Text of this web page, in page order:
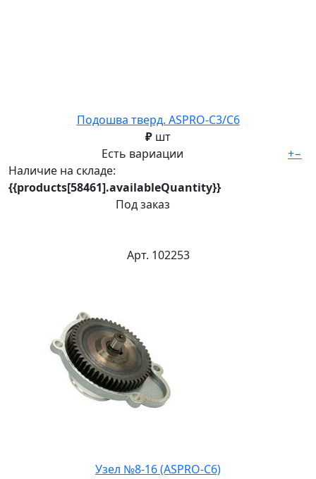
Подошва тверд. ASPRO-C3/C6
₽ шт
Есть вариации
Наличие на складе:
{{products[58461].availableQuantity}}
Под заказ
+−
Арт. 102253
Узел №8-16 (ASPRO-C6)